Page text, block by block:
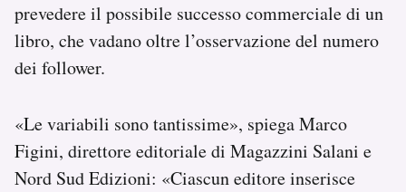
prevedere il possibile successo commerciale di un
libro, che vadano oltre l’osservazione del numero
dei follower.
«Le variabili sono tantissime», spiega Marco
Figini, direttore editoriale di Magazzini Salani e
Nord Sud Edizioni: «Ciascun editore inserisce